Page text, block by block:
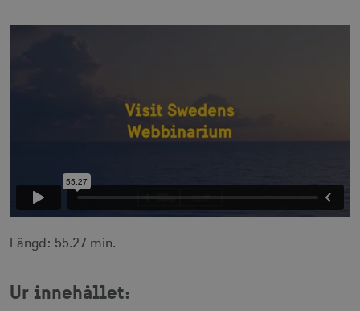
Längd: 55.27 min.
Ur innehållet: